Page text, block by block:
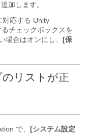
加します。
対応する Unity
るチェックボックスを
場合はオンにし、 [保
リストが正
で、 [システム設定